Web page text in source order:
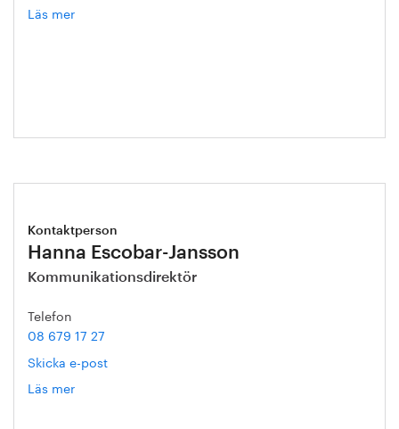
Läs mer
Kontaktperson
Hanna Escobar-Jansson
Kommunikationsdirektör
Telefon
08 679 17 27
Skicka e-post
Läs mer